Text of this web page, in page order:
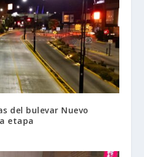
del bulevar Nuevo
etapa